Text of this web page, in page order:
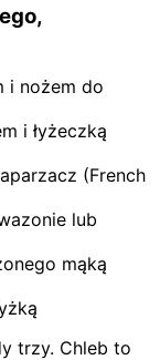
i nożem do
i łyżeczką
(French
lub
mąką
trzy. Chleb to